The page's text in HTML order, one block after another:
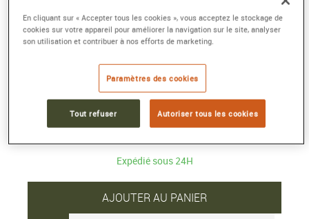
Or rose 18kt, or blanc 18kt, topaze bleue
London
Référence :POB2010_O6000_000TL
Collection :NUDO
5 300 €
Expédié sous 24H
AJOUTER AU PANIER
En cliquant sur « Accepter tous les cookies », vous acceptez le stockage de
cookies sur votre appareil pour améliorer la navigation sur le site, analyser
son utilisation et contribuer à nos efforts de marketing.
Paramètres des cookies
Tout refuser Autoriser tous les cookies